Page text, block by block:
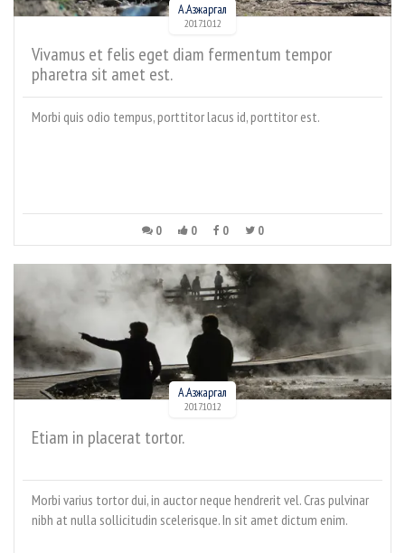
А.Азжаргал
2017.10.12
Vivamus et felis eget diam fermentum tempor
pharetra sit amet est.
Morbi quis odio tempus, porttitor lacus id, porttitor est.
0 0 0 0
А.Азжаргал
2017.10.12
Etiam in placerat tortor.
Morbi varius tortor dui, in auctor neque hendrerit vel. Cras pulvinar
nibh at nulla sollicitudin scelerisque. In sit amet dictum enim.